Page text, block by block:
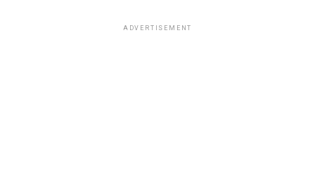
ADVERTISEMENT